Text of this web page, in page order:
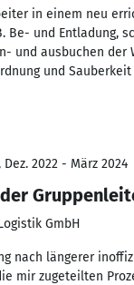
in einem neu
Be- und Entladung,
und ausbuchen der
und
2022 - März 2024
GmbH
nach längerer
mir zugeteilten